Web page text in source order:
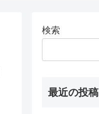
検索
最近の投稿